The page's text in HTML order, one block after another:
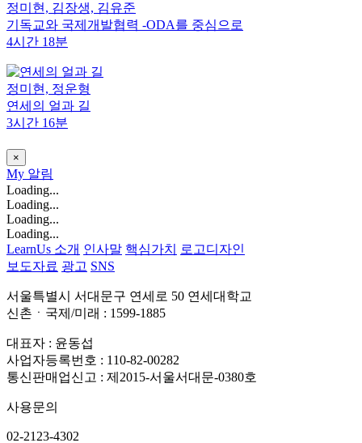
정미현, 김장생, 김유준
기독교와 국제개발협력 -ODA를 중심으로
4시간 18분
정미현, 정운형
연세의 얼과 길
3시간 16분
×
My 알림
Loading...
Loading...
Loading...
Loading...
LearnUs 소개 인사말 핵심가치
로고디자인
보도자료 광고 SNS
서울특별시 서대문구 연세로 50 연세대학교
신촌ㆍ국제/미래 : 1599-1885
대표자 : 윤동섭
사업자등록번호 : 110-82-00282
통신판매업신고 : 제2015-서울서대문-0380호
사용문의
02-2123-4302